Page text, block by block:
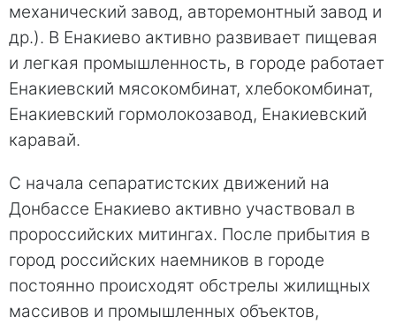
механический завод, авторемонтный завод и
др.). В Енакиево активно развивает пищевая
и легкая промышленность, в городе работает
Енакиевский мясокомбинат, хлебокомбинат,
Енакиевский гормолокозавод, Енакиевский
каравай.
С начала сепаратистских движений на
Донбассе Енакиево активно участвовал в
пророссийских митингах. После прибытия в
город российских наемников в городе
постоянно происходят обстрелы жилищных
массивов и промышленных объектов,